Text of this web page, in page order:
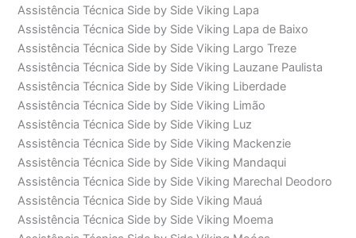
Assistência Técnica Side by Side Viking Lapa
Assistência Técnica Side by Side Viking Lapa de Baixo
Assistência Técnica Side by Side Viking Largo Treze
Assistência Técnica Side by Side Viking Lauzane Paulista
Assistência Técnica Side by Side Viking Liberdade
Assistência Técnica Side by Side Viking Limão
Assistência Técnica Side by Side Viking Luz
Assistência Técnica Side by Side Viking Mackenzie
Assistência Técnica Side by Side Viking Mandaqui
Assistência Técnica Side by Side Viking Marechal Deodoro
Assistência Técnica Side by Side Viking Mauá
Assistência Técnica Side by Side Viking Moema